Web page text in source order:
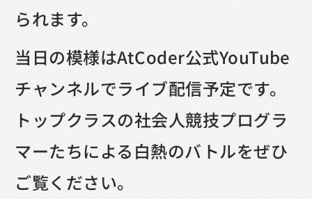
られます。
当日の模様はAtCoder公式YouTube
チャンネルでライブ配信予定です。
トップクラスの社会人競技プログラ
マーたちによる白熱のバトルをぜひ
ご覧ください。